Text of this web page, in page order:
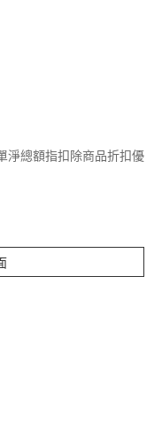
淨總額指扣除商品折扣優